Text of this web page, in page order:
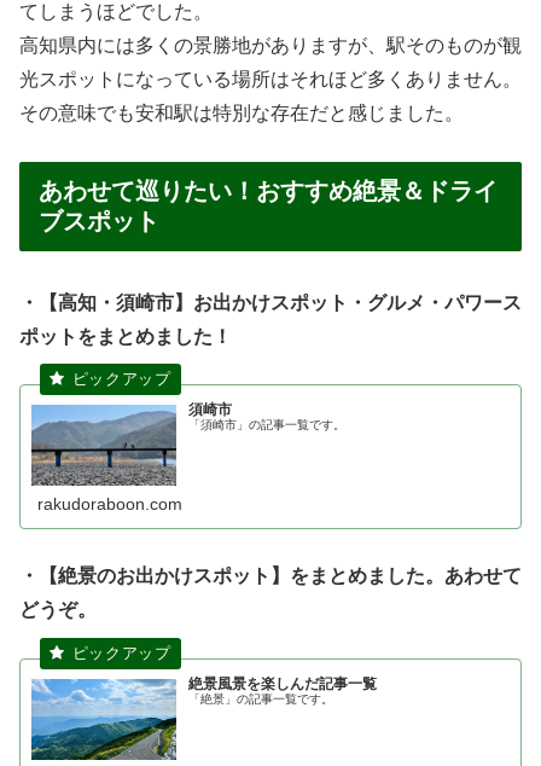
てしまうほどでした。
高知県内には多くの景勝地がありますが、駅そのものが観
光スポットになっている場所はそれほど多くありません。
その意味でも安和駅は特別な存在だと感じました。
あわせて巡りたい！おすすめ絶景＆ドライ
ブスポット
・【高知・須崎市】お出かけスポット・グルメ・パワース
ポットをまとめました！
須崎市
「須崎市」の記事一覧です。
rakudoraboon.com
・【絶景のお出かけスポット】をまとめました。あわせて
どうぞ。
絶景風景を楽しんだ記事一覧
「絶景」の記事一覧です。